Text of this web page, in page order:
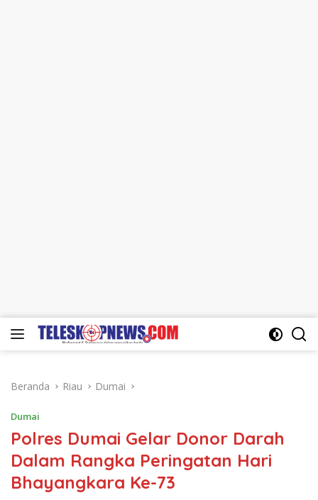
Langsung
Beranda Riau Dumai
Dumai
Polres Dumai Gelar Donor Darah
Dalam Rangka Peringatan Hari
Bhayangkara Ke-73